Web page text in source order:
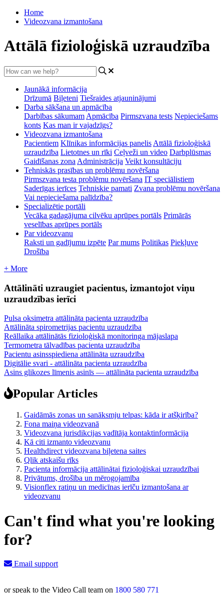
Home
Videozvana izmantošana
Attālā fizioloģiskā uzraudzība
Jaunākā informācija
Drīzumā Biļeteni Tiešraides atjauninājumi
Darba sākšana un apmācība
Darbības sākumam Apmācība Pirmszvana tests Nepieciešams
konts Kas man ir vajadzīgs?
Videozvana izmantošana
Pacientiem Klīnikas informācijas panelis Attālā fizioloģiskā
uzraudzība Lietotnes un rīki Ceļveži un video Darbplūsmas
Gaidīšanas zona Administrācija Veikt konsultāciju
Tehniskās prasības un problēmu novēršana
Pirmszvana testa problēmu novēršana IT speciālistiem
Saderīgas ierīces Tehniskie pamati Zvana problēmu novēršana
Vai nepieciešama palīdzība?
Specializētie portāli
Vecāka gadagājuma cilvēku aprūpes portāls Primārās
veselības aprūpes portāls
Par videozvanu
Raksti un gadījumu izpēte Par mums Politikas Piekļuve
Drošība
+ More
Attālināti uzraugiet pacientus, izmantojot viņu
uzraudzības ierīci
Pulsa oksimetra attālināta pacienta uzraudzība
Attālināta spirometrijas pacientu uzraudzība
Reāllaika attālinātās fizioloģiskā monitoringa mājaslapa
Termometra tālvadības pacienta uzraudzība
Pacientu asinsspiediena attālināta uzraudzība
Digitālie svari - attālināta pacienta uzraudzība
Asins glikozes līmenis asinīs — attālināta pacienta uzraudzība
Popular Articles
Gaidāmās zonas un sanāksmju telpas: kāda ir atšķirība?
Fona maiņa videozvanā
Videozvana jurisdikcijas vadītāja kontaktinformācija
Kā citi izmanto videozvanu
Healthdirect videozvana biļetena saites
Qlik atskaišu rīks
Pacienta informācija attālinātai fizioloģiskai uzraudzībai
Privātums, drošība un mērogojamība
Visionflex ratiņu un medicīnas ierīču izmantošana ar
videozvanu
Can't find what you're looking
for?
Email support
or speak to the Video Call team on 1800 580 771